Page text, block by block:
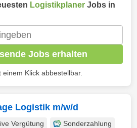
Logistikplaner Jobs in
Jobs erhalten
Klick abbestellbar.
Logistik m/w/d
Vergütung Sonderzahlung